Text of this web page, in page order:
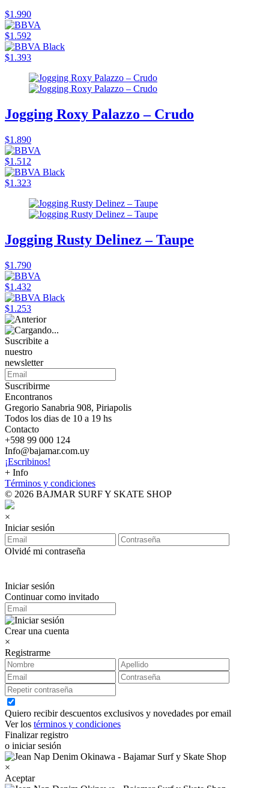
$1.990
$1.592
$1.393
Jogging Roxy Palazzo – Crudo
$1.890
$1.512
$1.323
Jogging Rusty Delinez – Taupe
$1.790
$1.432
$1.253
Suscribite a
nuestro
newsletter
Suscribirme
Encontranos
Gregorio Sanabria 908, Piriapolis
Todos los dias de 10 a 19 hs
Contacto
+598 99 000 124
Info@bajamar.com.uy
¡Escribinos!
+ Info
Términos y condiciones
© 2026 BAJMAR SURF Y SKATE SHOP
×
Iniciar sesión
Olvidé mi contraseña
Iniciar sesión
Continuar como invitado
Crear una cuenta
×
Registrarme
Quiero recibir descuentos exclusivos y novedades por email
Ver los términos y condiciones
Finalizar registro
o iniciar sesión
×
Aceptar